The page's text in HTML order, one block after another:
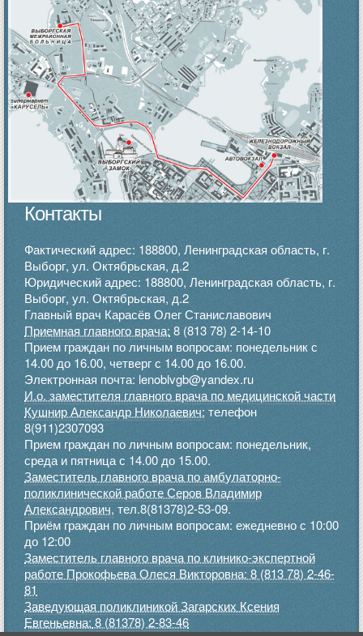
Контакты
Фактический адрес: 188800, Ленинградская область, г.
Выборг, ул. Октябрьская, д.2
Юридический адрес: 188800, Ленинградская область, г.
Выборг, ул. Октябрьская, д.2
Главный врач Карасёв Олег Станиславович
Приемная главного врача: 8 (813 78) 2-14-10
Прием граждан по личным вопросам: понедельник с
14.00 до 16.00, четверг с 14.00 до 16.00.
Электронная почта: lenoblvgb@yandex.ru
И.о. заместителя главного врача по медицинской части
Кушнир Александр Николаевич: телефон
8(911)2307093
Прием граждан по личным вопросам: понедельник,
среда и пятница с 14.00 до 15.00.
Заместитель главного врача по амбулаторно-
поликлинической работе Серов Владимир
Александрович, тел.8(81378)2-53-09.
Приём граждан по личным вопросам: ежедневно с 10:00
до 12:00
Заместитель главного врача по клинико-экспертной
работе Прокофьева Олеся Викторовна: 8 (813 78) 2-46-
81
Заведующая поликлиникой Загарских Ксения
Евгеньевна: 8 (81378) 2-83-46